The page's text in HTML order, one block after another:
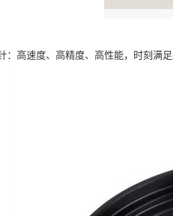
：高速度、高精度、高性能，时刻满